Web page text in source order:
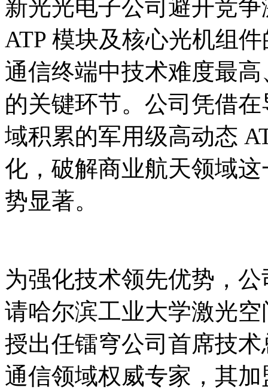
新光光电子公司避开竞
ATP 模块及核心光机组
通信终端中技术难度最
的关键环节。公司凭借
域积累的军用级高动态
化，破解商业航天领域
势显著。
为强化技术领先优势，
请哈尔滨工业大学激光
授出任镭穹公司首席技
通信领域权威专家，其